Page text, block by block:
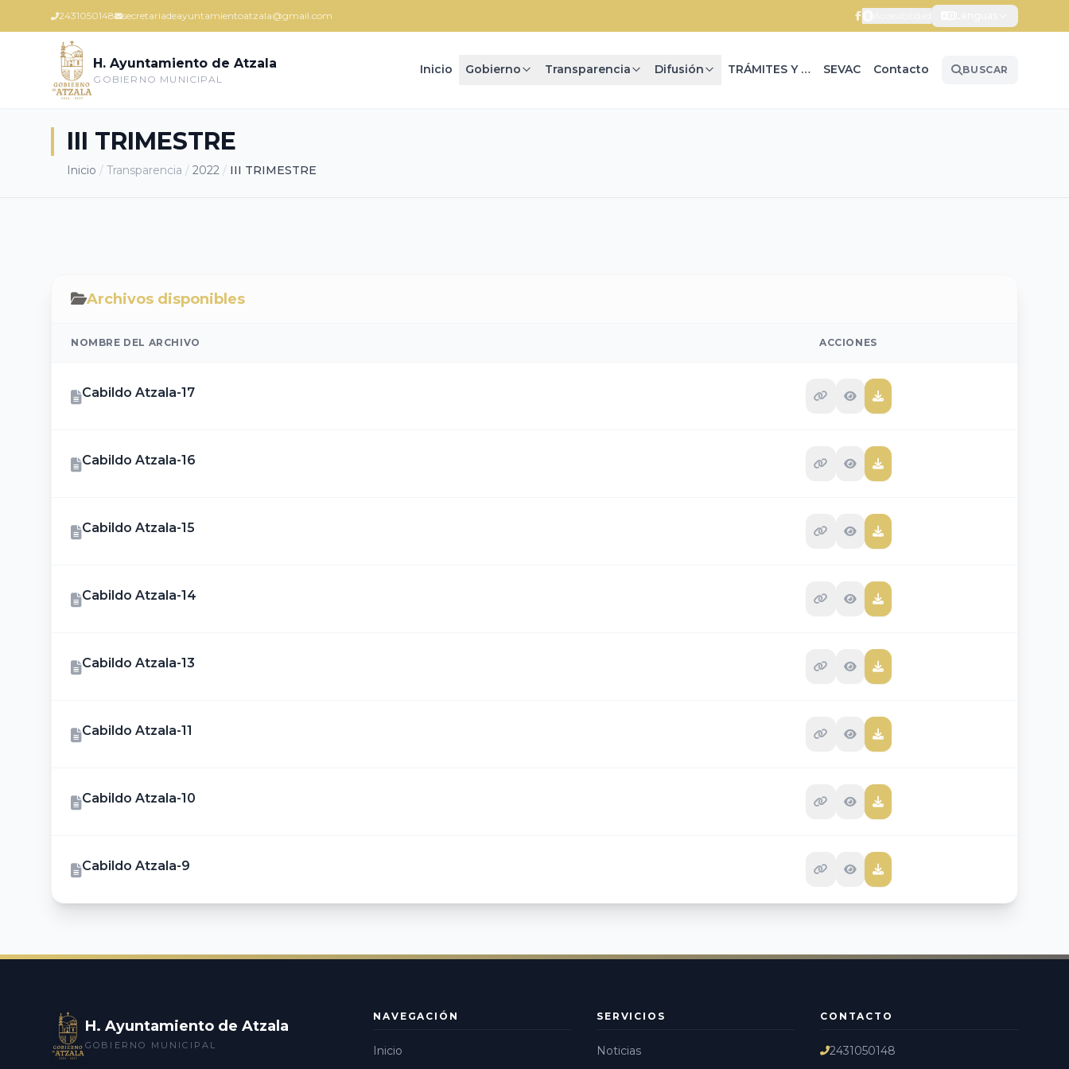
2431050148 secretariadeayuntamientoatzala@gmail.com
H. Ayuntamiento de Atzala
GOBIERNO MUNICIPAL
Inicio Gobierno Transparencia Difusión TRÁMITES Y SERVICIOS SEVAC Contacto BUSCAR
III TRIMESTRE
Inicio / Transparencia / 2022 / III TRIMESTRE
Archivos disponibles
NOMBRE DEL ARCHIVO ACCIONES
Cabildo Atzala-17
Cabildo Atzala-16
Cabildo Atzala-15
Cabildo Atzala-14
Cabildo Atzala-13
Cabildo Atzala-11
Cabildo Atzala-10
Cabildo Atzala-9
H. Ayuntamiento de Atzala
GOBIERNO MUNICIPAL
NAVEGACIÓN
Inicio
SERVICIOS
Noticias
CONTACTO
2431050148